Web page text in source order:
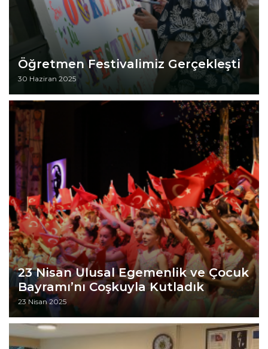
Öğretmen Festivalimiz Gerçekleşti
30 Haziran 2025
23 Nisan Ulusal Egemenlik ve Çocuk
Bayramı’nı Coşkuyla Kutladık
23 Nisan 2025